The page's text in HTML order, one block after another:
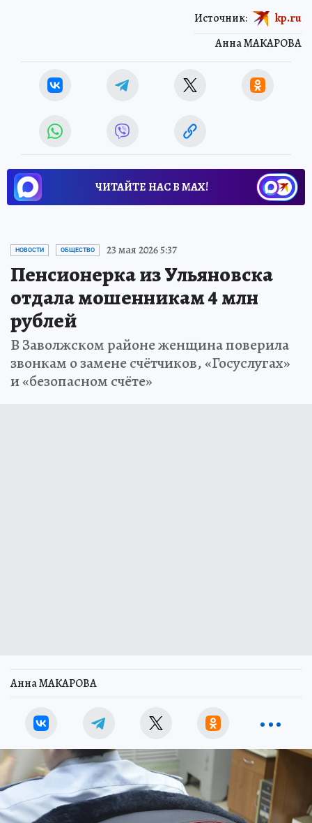
Анна МАКАРОВА
Источник: kp.ru
ЧИТАЙТЕ НАС В МАХ!
НОВОСТИ ОБЩЕСТВО 23 мая 2026 5:37
Пенсионерка из Ульяновска
отдала мошенникам 4 млн
рублей
В Заволжском районе женщина поверила
звонкам о замене счётчиков, «Госуслугах»
и «безопасном счёте»
Анна МАКАРОВА